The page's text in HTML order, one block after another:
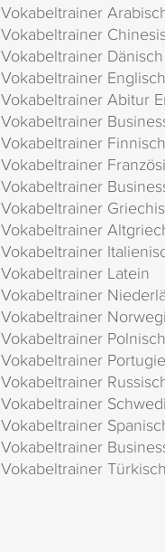
Vokabeltrainer
Vokabeltrainer
Vokabeltrainer Dänisch
Vokabeltrainer Englisch
Vokabeltrainer Abitur
Vokabeltrainer
Vokabeltrainer Finnisch
Vokabeltrainer
Vokabeltrainer
Vokabeltrainer
Vokabeltrainer
Vokabeltrainer
Vokabeltrainer Latein
Vokabeltrainer
Vokabeltrainer
Vokabeltrainer Polnisch
Vokabeltrainer
Vokabeltrainer
Vokabeltrainer
Vokabeltrainer
Vokabeltrainer
Vokabeltrainer Türkisch